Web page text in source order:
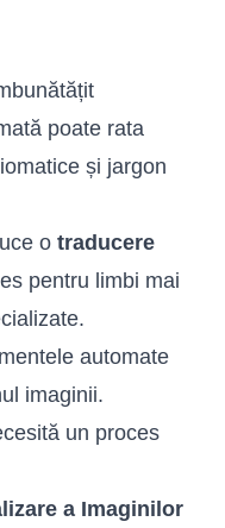
poate rata
și jargon
o traducere
pentru limbi mai
automate
imaginii.
un proces
a Imaginilor